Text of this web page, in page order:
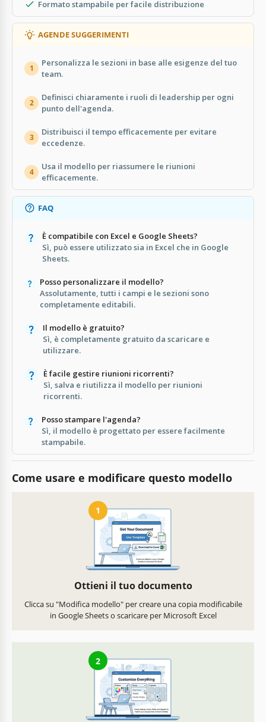
Formato stampabile per facile distribuzione
AGENDE SUGGERIMENTI
1
Personalizza le sezioni in base alle esigenze del tuo
team.
2
Definisci chiaramente i ruoli di leadership per ogni
punto dell'agenda.
3
Distribuisci il tempo efficacemente per evitare
eccedenze.
4
Usa il modello per riassumere le riunioni
efficacemente.
FAQ
È compatibile con Excel e Google Sheets?
Sì, può essere utilizzato sia in Excel che in Google
Sheets.
Posso personalizzare il modello?
Assolutamente, tutti i campi e le sezioni sono
completamente editabili.
Il modello è gratuito?
Sì, è completamente gratuito da scaricare e
utilizzare.
È facile gestire riunioni ricorrenti?
Sì, salva e riutilizza il modello per riunioni
ricorrenti.
Posso stampare l'agenda?
Sì, il modello è progettato per essere facilmente
stampabile.
Come usare e modificare questo modello
1
Ottieni il tuo documento
Clicca su "Modifica modello" per creare una copia modificabile
in Google Sheets o scaricare per Microsoft Excel
2